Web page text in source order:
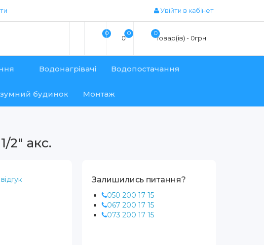
Увійти в кабінет
0
товар(ів) - 0грн
0 0
0
Водонагрівачі Водопостачання
будинок Монтаж
2" акс.
Залишились питання?
050 200 17 15
067 200 17 15
073 200 17 15